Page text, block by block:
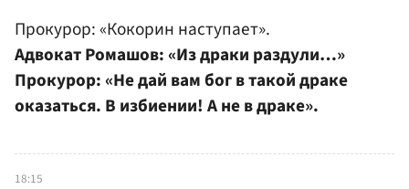
Прокурор: «Кокорин наступает».
Адвокат Ромашов: «Из драки раздули…»
Прокурор: «Не дай вам бог в такой драке
оказаться. В избиении! А не в драке».
18:15